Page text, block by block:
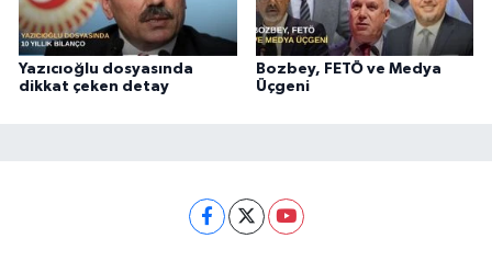
Yazıcıoğlu dosyasında
dikkat çeken detay
Bozbey, FETÖ ve Medya
Üçgeni